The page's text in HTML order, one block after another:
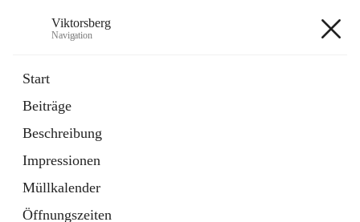
Viktorsberg
Navigation
Start
Beiträge
Beschreibung
Impressionen
Müllkalender
Öffnungszeiten
1 Schnellzugriff
Bürgerservice
10 Schnellzugriffe